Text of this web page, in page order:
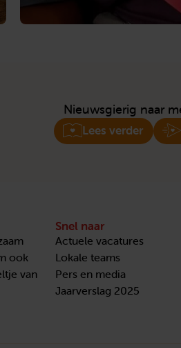
Nieuwsgierig naar
Lees verder
ook
van
Snel naar
Actuele vacatures
Lokale teams
Pers en media
Jaarverslag 2025